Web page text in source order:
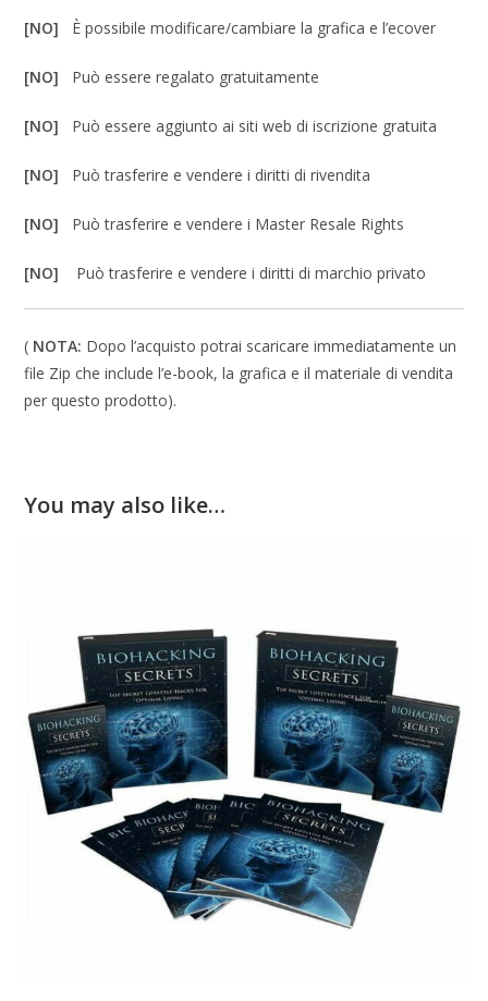
[NO] È possibile modificare/cambiare la grafica e l’ecover
[NO] Può essere regalato gratuitamente
[NO] Può essere aggiunto ai siti web di iscrizione gratuita
[NO] Può trasferire e vendere i diritti di rivendita
[NO] Può trasferire e vendere i Master Resale Rights
[NO] Può trasferire e vendere i diritti di marchio privato
( NOTA: Dopo l’acquisto potrai scaricare immediatamente un
file Zip che include l’e-book, la grafica e il materiale di vendita
per questo prodotto).
You may also like…